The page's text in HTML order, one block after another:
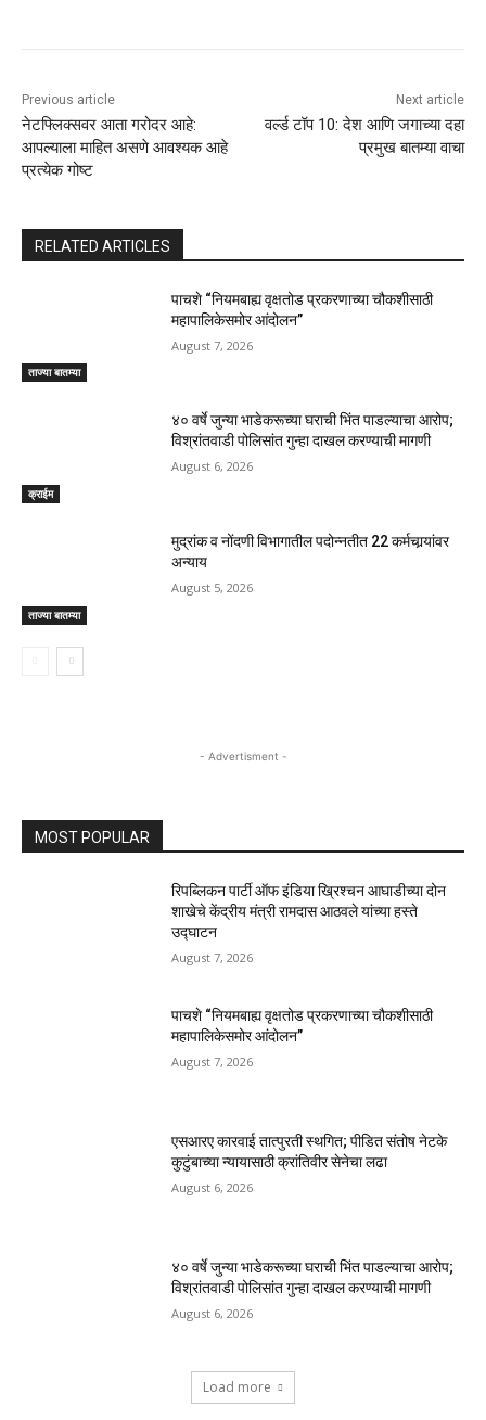
Previous article
नेटफ्लिक्सवर आता गरोदर आहे:
आपल्याला माहित असणे आवश्यक आहे
प्रत्येक गोष्ट
Next article
वर्ल्ड टॉप 10: देश आणि जगाच्या दहा
प्रमुख बातम्या वाचा
RELATED ARTICLES
ताज्या बातम्या
पाचशे “नियमबाह्य वृक्षतोड प्रकरणाच्या चौकशीसाठी
महापालिकेसमोर आंदोलन”
August 7, 2026
क्राईम
४० वर्षे जुन्या भाडेकरूच्या घराची भिंत पाडल्याचा आरोप;
विश्रांतवाडी पोलिसांत गुन्हा दाखल करण्याची मागणी
August 6, 2026
ताज्या बातम्या
मुद्रांक व नोंदणी विभागातील पदोन्नतीत 22 कर्मचार्‍यांवर
अन्याय
August 5, 2026
- Advertisment -
MOST POPULAR
रिपब्लिकन पार्टी ऑफ इंडिया ख्रिश्चन आघाडीच्या दोन
शाखेचे केंद्रीय मंत्री रामदास आठवले यांच्या हस्ते
उद्घाटन
August 7, 2026
पाचशे “नियमबाह्य वृक्षतोड प्रकरणाच्या चौकशीसाठी
महापालिकेसमोर आंदोलन”
August 7, 2026
एसआरए कारवाई तात्पुरती स्थगित; पीडित संतोष नेटके
कुटुंबाच्या न्यायासाठी क्रांतिवीर सेनेचा लढा
August 6, 2026
४० वर्षे जुन्या भाडेकरूच्या घराची भिंत पाडल्याचा आरोप;
विश्रांतवाडी पोलिसांत गुन्हा दाखल करण्याची मागणी
August 6, 2026
Load more